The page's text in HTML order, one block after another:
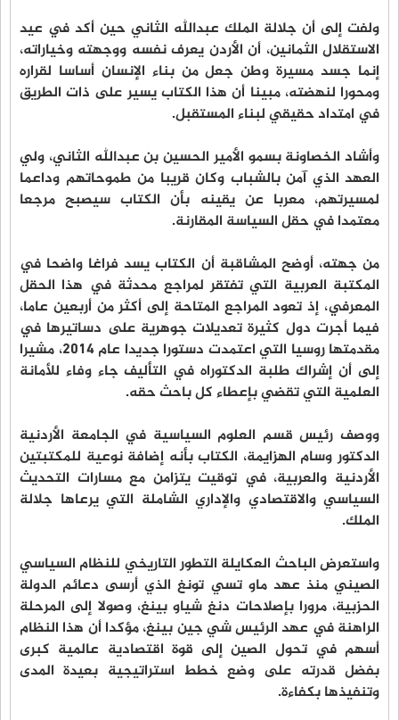
ولفت إلى أن جلالة الملك عبدالله الثاني حين أكد في عيد
الاستقلال الثمانين، أن الأردن يعرف نفسه ووجهته وخياراته،
إنما جسد مسيرة وطن جعل من بناء الإنسان أساسا لقراره
ومحورا لنهضته، مبينا أن هذا الكتاب يسير على ذات الطريق
في امتداد حقيقي لبناء المستقبل.
وأشاد الخصاونة بسمو الأمير الحسين بن عبدالله الثاني، ولي
العهد الذي آمن بالشباب وكان قريبا من طموحاتهم وداعما
لمسيرتهم، معربا عن يقينه بأن الكتاب سيصبح مرجعا
معتمدا في حقل السياسة المقارنة.
من جهته، أوضح المشاقبة أن الكتاب يسد فراغا واضحا في
المكتبة العربية التي تفتقر لمراجع محدثة في هذا الحقل
المعرفي، إذ تعود المراجع المتاحة إلى أكثر من أربعين عاما،
فيما أجرت دول كثيرة تعديلات جوهرية على دساتيرها في
مقدمتها روسيا التي اعتمدت دستورا جديدا عام 2014، مشيرا
إلى أن إشراك طلبة الدكتوراه في التأليف جاء وفاء للأمانة
العلمية التي تقضي بإعطاء كل باحث حقه.
ووصف رئيس قسم العلوم السياسية في الجامعة الأردنية
الدكتور وسام الهزايمة، الكتاب بأنه إضافة نوعية للمكتبتين
الأردنية والعربية، في توقيت يتزامن مع مسارات التحديث
السياسي والاقتصادي والإداري الشاملة التي يرعاها جلالة
الملك.
واستعرض الباحث العكايلة التطور التاريخي للنظام السياسي
الصيني منذ عهد ماو تسي تونغ الذي أرسى دعائم الدولة
الحزبية، مرورا بإصلاحات دنغ شياو بينغ، وصولا إلى المرحلة
الراهنة في عهد الرئيس شي جين بينغ، مؤكدا أن هذا النظام
أسهم في تحول الصين إلى قوة اقتصادية عالمية كبرى
بفضل قدرته على وضع خطط استراتيجية بعيدة المدى
وتنفيذها بكفاءة.